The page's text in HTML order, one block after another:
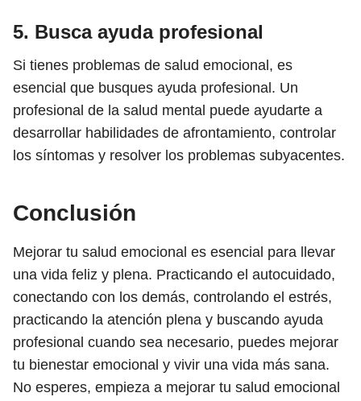
5. Busca ayuda profesional
Si tienes problemas de salud emocional, es
esencial que busques ayuda profesional. Un
profesional de la salud mental puede ayudarte a
desarrollar habilidades de afrontamiento, controlar
los síntomas y resolver los problemas subyacentes.
Conclusión
Mejorar tu salud emocional es esencial para llevar
una vida feliz y plena. Practicando el autocuidado,
conectando con los demás, controlando el estrés,
practicando la atención plena y buscando ayuda
profesional cuando sea necesario, puedes mejorar
tu bienestar emocional y vivir una vida más sana.
No esperes, empieza a mejorar tu salud emocional